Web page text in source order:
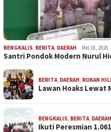
BENGKALIS BERITA DAERAH Mei 18, 2026
Santri Pondok Modern Nurul
BERITA DAERAH ROKAN
Lawan Hoaks
BENGKALIS BERITA DAERAH
Ikuti Peresmian